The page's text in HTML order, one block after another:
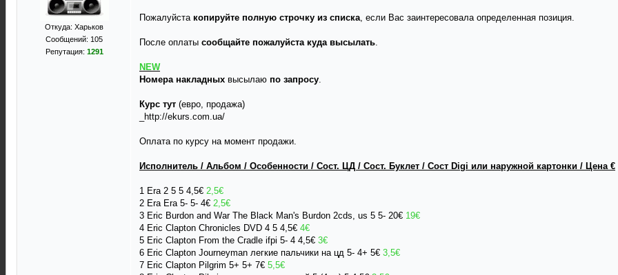
Откуда: Харьков
Сообщений: 105
Репутация: 1291
Пожалуйста копируйте полную строчку из списка, если Вас заинтересовала определенная позиция.
После оплаты сообщайте пожалуйста куда высылать.
NEW
Номера накладных высылаю по запросу.
Курс тут (евро, продажа)
_http://ekurs.com.ua/
Оплата по курсу на момент продажи.
Исполнитель / Альбом / Особенности / Сост. ЦД / Сост. Буклет / Сост Digi или наружной картонки / Цена €
1 Era 2 5 5 4,5€ 2,5€
2 Era Era 5- 5- 4€ 2,5€
3 Eric Burdon and War The Black Man's Burdon 2cds, us 5 5- 20€ 19€
4 Eric Clapton Chronicles DVD 4 5 4,5€ 4€
5 Eric Clapton From the Cradle ifpi 5- 4 4,5€ 3€
6 Eric Clapton Journeyman легкие пальчики на цд 5- 4+ 5€ 3,5€
7 Eric Clapton Pilgrim 5+ 5+ 7€ 5,5€